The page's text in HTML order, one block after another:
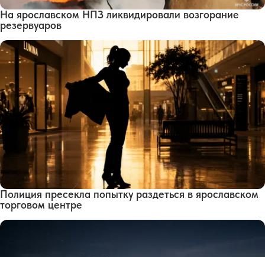
На ярославском НПЗ ликвидировали возгорание
резервуаров
Полиция пресекла попытку раздеться в ярославском
торговом центре